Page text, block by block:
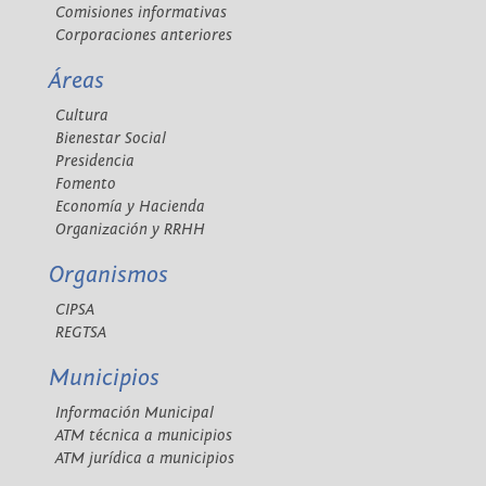
Comisiones informativas
Corporaciones anteriores
Áreas
Cultura
Bienestar Social
Presidencia
Fomento
Economía y Hacienda
Organización y RRHH
Organismos
CIPSA
REGTSA
Municipios
Información Municipal
ATM técnica a municipios
ATM jurídica a municipios